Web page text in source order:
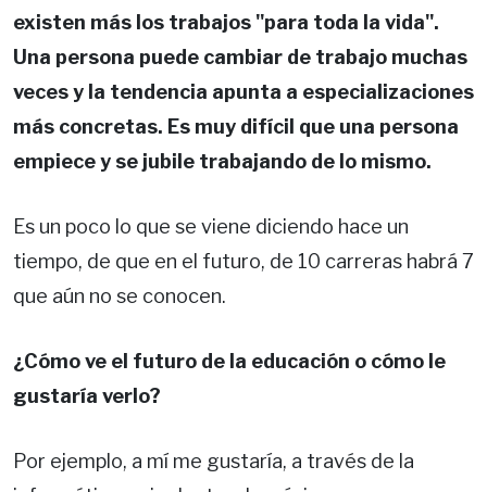
existen más los trabajos "para toda la vida".
Una persona puede cambiar de trabajo muchas
veces y la tendencia apunta a especializaciones
más concretas. Es muy difícil que una persona
empiece y se jubile trabajando de lo mismo.
Es un poco lo que se viene diciendo hace un
tiempo, de que en el futuro, de 10 carreras habrá 7
que aún no se conocen.
¿Cómo ve el futuro de la educación o cómo le
gustaría verlo?
Por ejemplo, a mí me gustaría, a través de la